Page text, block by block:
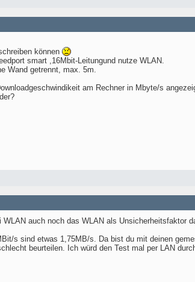
können
smart ,16Mbit-Leitungund nutze WLAN.
Wand getrennt, max. 5m.
am Rechner in Mbyte/s
auch noch das WLAN als
s sind etwas 1,75MB/s. Da bist du mit deinen
beurteilen. Ich würd den Test mal per LAN